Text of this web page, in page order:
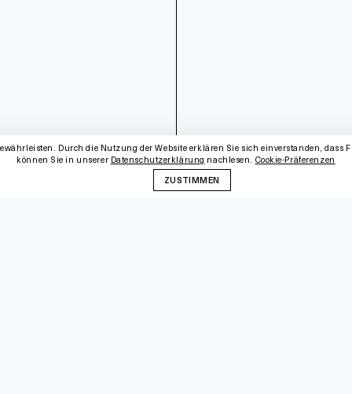
Durch die Nutzung der Website erklären Sie sich einverstanden,
können Sie in unserer Datenschutzerklärung nachlesen. Cookie-Präferenzen
ZUSTIMMEN